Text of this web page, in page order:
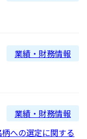
業績・財務情報
業績・財務情報
への選定に関する